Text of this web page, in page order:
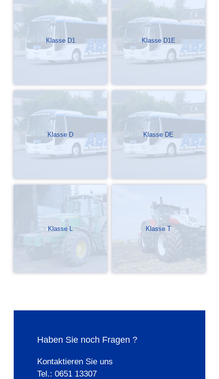
Klasse D1 Klasse D1E
Klasse D Klasse DE
Klasse L Klasse T
Haben Sie noch Fragen ?
Kontaktieren Sie uns
Tel.: 0651 13307